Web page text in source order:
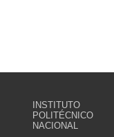
INSTITUTO
POLITÉCNICO
NACIONAL